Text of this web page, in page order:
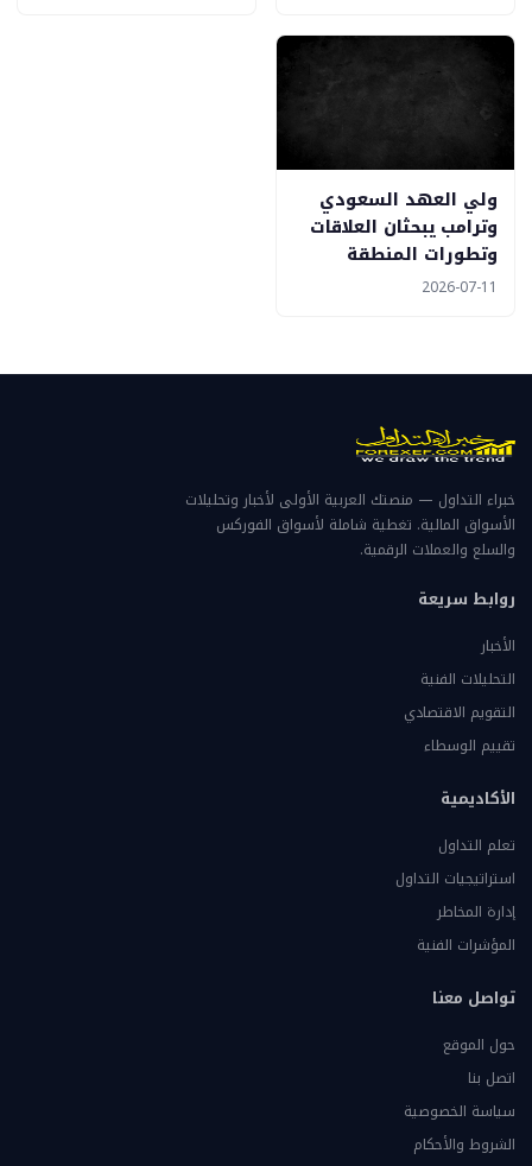
ولي العهد السعودي
وترامب يبحثان العلاقات
وتطورات المنطقة
2026-07-11
خبراء التداول — منصتك العربية الأولى لأخبار وتحليلات
الأسواق المالية. تغطية شاملة لأسواق الفوركس
والسلع والعملات الرقمية.
روابط سريعة
الأخبار
التحليلات الفنية
التقويم الاقتصادي
تقييم الوسطاء
الأكاديمية
تعلم التداول
استراتيجيات التداول
إدارة المخاطر
المؤشرات الفنية
تواصل معنا
حول الموقع
اتصل بنا
سياسة الخصوصية
الشروط والأحكام